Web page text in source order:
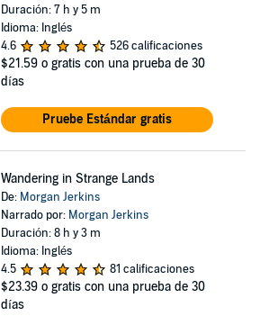
Duración: 7 h y 5 m
Idioma: Inglés
4.6
526 calificaciones
$21.59 o gratis con una prueba de 30
días
Pruebe Estándar gratis
Wandering in Strange Lands
De: Morgan Jerkins
Narrado por: Morgan Jerkins
Duración: 8 h y 3 m
Idioma: Inglés
4.5
81 calificaciones
$23.39 o gratis con una prueba de 30
días